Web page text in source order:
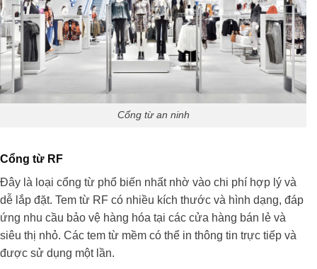
Cổng từ an ninh
Cổng từ RF
Đây là loại cổng từ phổ biến nhất nhờ vào chi phí hợp lý và
dễ lắp đặt. Tem từ RF có nhiều kích thước và hình dạng, đáp
ứng nhu cầu bảo vệ hàng hóa tại các cửa hàng bán lẻ và
siêu thị nhỏ. Các tem từ mềm có thể in thông tin trực tiếp và
được sử dụng một lần.